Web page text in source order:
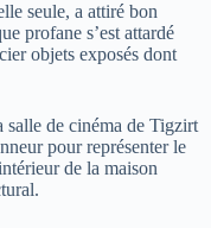
seule, a attiré bon
profane s’est attardé
objets exposés dont
salle de cinéma de Tigzirt
pour représenter le
de la maison